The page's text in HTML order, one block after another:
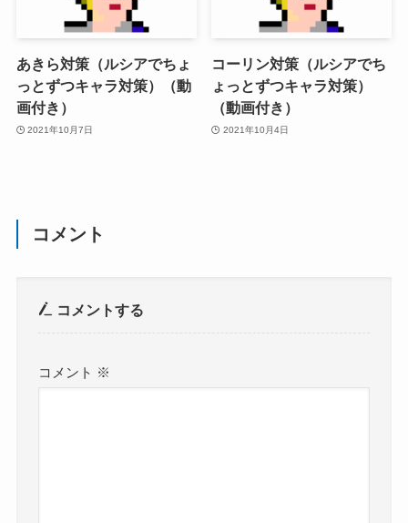
あきら対策（ルシアでちょ
っとずつキャラ対策）（動
画付き）
2021年10月7日
コーリン対策（ルシアでち
ょっとずつキャラ対策）
（動画付き）
2021年10月4日
コメント
コメントする
コメント ※